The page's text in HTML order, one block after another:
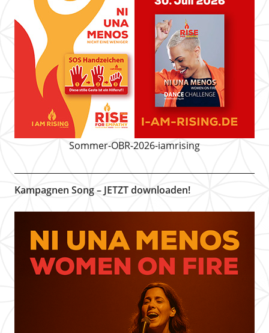
Sommer-OBR-2026-iamrising
Kampagnen Song – JETZT downloaden!